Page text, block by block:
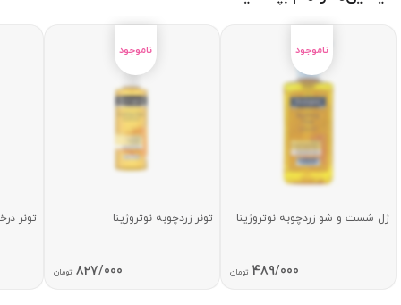
ژل شست و شو زردچوبه نوتروژینا
489/000 تومان
تونر زردچوبه نوتروژینا
827/000 تومان
تونر